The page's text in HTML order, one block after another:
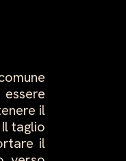
il
taglio
il